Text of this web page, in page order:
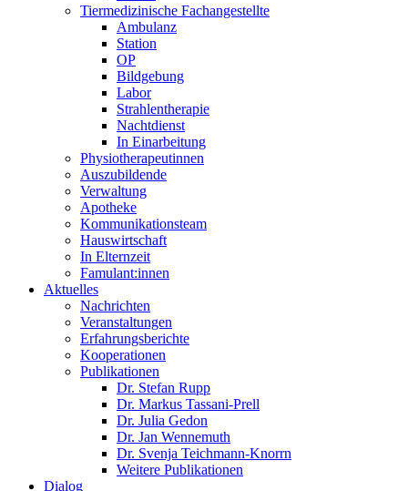
Tiermedizinische Fachangestellte
Ambulanz
Station
OP
Bildgebung
Labor
Strahlentherapie
Nachtdienst
In Einarbeitung
Physiotherapeutinnen
Auszubildende
Verwaltung
Apotheke
Kommunikationsteam
Hauswirtschaft
In Elternzeit
Famulant:innen
Aktuelles
Nachrichten
Veranstaltungen
Erfahrungsberichte
Kooperationen
Publikationen
Dr. Stefan Rupp
Dr. Markus Tassani-Prell
Dr. Julia Gedon
Dr. Jan Wennemuth
Dr. Svenja Teichmann-Knorrn
Weitere Publikationen
Dialog